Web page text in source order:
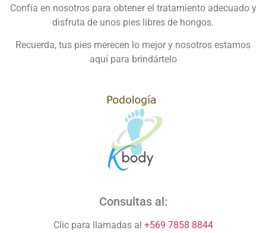
Confía en nosotros para obtener el tratamiento adecuado y
disfruta de unos pies libres de hongos.
Recuerda, tus pies merecen lo mejor y nosotros estamos
aquí para brindártelo
Consultas al:
Clic para llamadas al +569 7858 8844